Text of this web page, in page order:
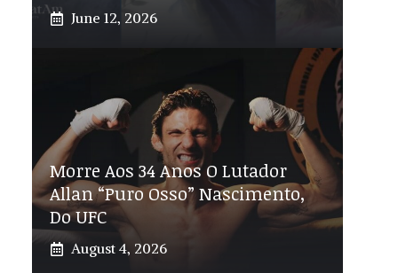
June 12, 2026
Morre Aos 34 Anos O Lutador
Allan “Puro Osso” Nascimento,
Do UFC
August 4, 2026